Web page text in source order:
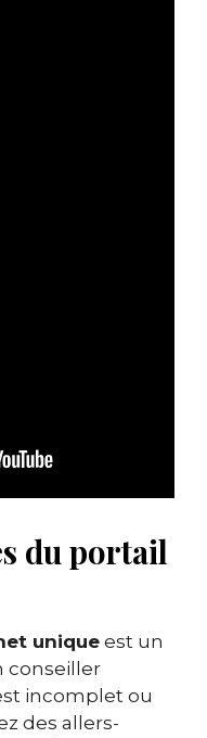
du portail
unique est un
conseiller
incomplet ou
des allers-